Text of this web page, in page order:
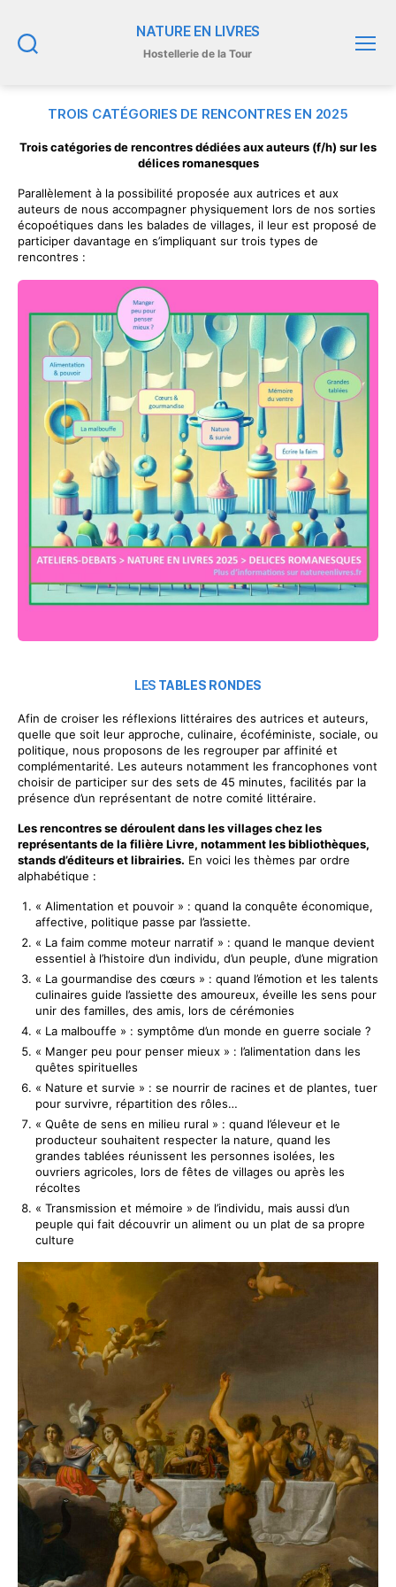
NATURE EN LIVRES
Hostellerie de la Tour
TROIS CATÉGORIES DE RENCONTRES EN 2025
Trois catégories de rencontres dédiées aux auteurs (f/h) sur les
délices romanesques
Parallèlement à la possibilité proposée aux autrices et aux
auteurs de nous accompagner physiquement lors de nos sorties
écopoétiques dans les balades de villages, il leur est proposé de
participer davantage en s’impliquant sur trois types de
rencontres :
LES TABLES RONDES
Afin de croiser les réflexions littéraires des autrices et auteurs,
quelle que soit leur approche, culinaire, écoféministe, sociale, ou
politique, nous proposons de les regrouper par affinité et
complémentarité. Les auteurs notamment les francophones vont
choisir de participer sur des sets de 45 minutes, facilités par la
présence d’un représentant de notre comité littéraire.
Les rencontres se déroulent dans les villages chez les
représentants de la filière Livre, notamment les bibliothèques,
stands d’éditeurs et librairies. En voici les thèmes par ordre
alphabétique :
« Alimentation et pouvoir » : quand la conquête économique,
affective, politique passe par l’assiette.
« La faim comme moteur narratif » : quand le manque devient
essentiel à l’histoire d’un individu, d’un peuple, d’une migration
« La gourmandise des cœurs » : quand l’émotion et les talents
culinaires guide l’assiette des amoureux, éveille les sens pour
unir des familles, des amis, lors de cérémonies
« La malbouffe » : symptôme d’un monde en guerre sociale ?
« Manger peu pour penser mieux » : l’alimentation dans les
quêtes spirituelles
« Nature et survie » : se nourrir de racines et de plantes, tuer
pour survivre, répartition des rôles…
« Quête de sens en milieu rural » : quand l’éleveur et le
producteur souhaitent respecter la nature, quand les
grandes tablées réunissent les personnes isolées, les
ouvriers agricoles, lors de fêtes de villages ou après les
récoltes
« Transmission et mémoire » de l’individu, mais aussi d’un
peuple qui fait découvrir un aliment ou un plat de sa propre
culture